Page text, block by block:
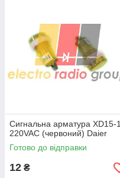
Сигнальна арматура XD15-1
220VAC (червоний) Daier
Готово до відправки
12 ₴